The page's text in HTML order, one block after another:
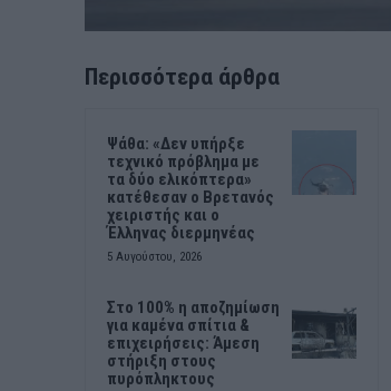
Περισσότερα άρθρα
Ψάθα: «Δεν υπήρξε
τεχνικό πρόβλημα με
τα δύο ελικόπτερα»
κατέθεσαν ο Βρετανός
χειριστής και ο
Έλληνας διερμηνέας
5 Αυγούστου, 2026
Στο 100% η αποζημίωση
για καμένα σπίτια &
επιχειρήσεις: Άμεση
στήριξη στους
πυρόπληκτους